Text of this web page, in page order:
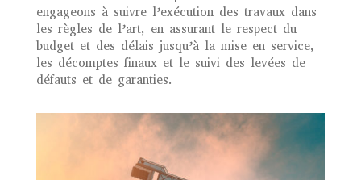
engageons à suivre l’exécution des travaux dans
les règles de l’art, en assurant le respect du
budget et des délais jusqu’à la mise en service,
les décomptes finaux et le suivi des levées de
défauts et de garanties.